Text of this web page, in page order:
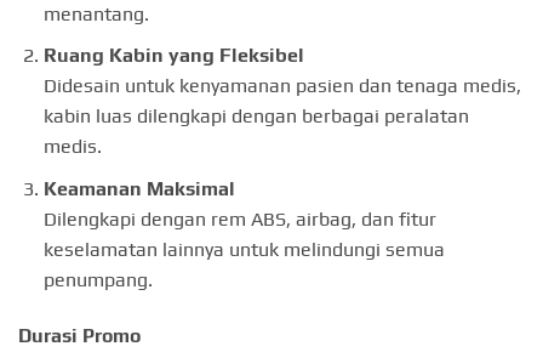
menantang.
Ruang Kabin yang Fleksibel
Didesain untuk kenyamanan pasien dan tenaga medis,
kabin luas dilengkapi dengan berbagai peralatan
medis.
Keamanan Maksimal
Dilengkapi dengan rem ABS, airbag, dan fitur
keselamatan lainnya untuk melindungi semua
penumpang.
Durasi Promo